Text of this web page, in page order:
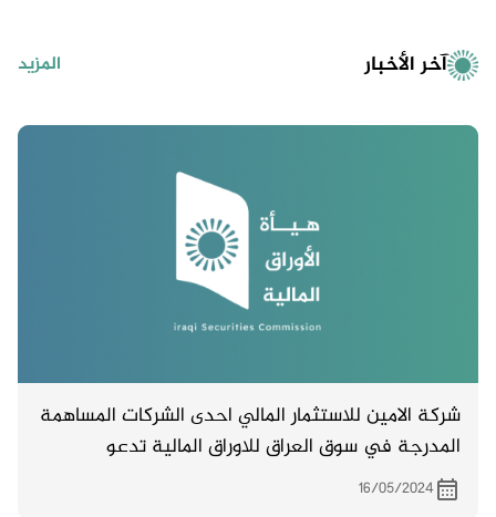
آخر الأخبار المزيد
شركة الامين للاستثمار المالي احدى الشركات المساهمة
المدرجة في سوق العراق للاوراق المالية تدعو
مساهميها لحضور اجتماع الهيئة العامة والمزمع
16/05/2024